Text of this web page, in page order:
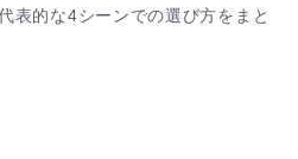
表的な4シーンでの選び方をまと